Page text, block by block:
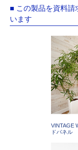
■ この製品を資料請
います
VINTAGE
ドパネル